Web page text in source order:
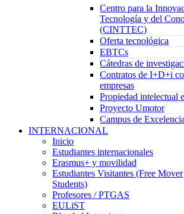
Centro para la
Tecnología y del
(CINTTEC)
Oferta tecnológica
EBTCs
Cátedras de
Contratos de I+D+i
empresas
Propiedad intelectual
Proyecto Umotor
Campus de
INTERNACIONAL
Inicio
Estudiantes internacionales
Erasmus+ y movilidad
Estudiantes Visitantes (Free Mover
Students)
Profesores / PTGAS
EULiST